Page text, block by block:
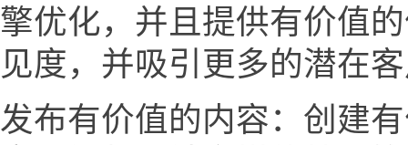
擎优化，并且提供有价值
见度，并吸引更多的潜在
发布有价值的内容：创建